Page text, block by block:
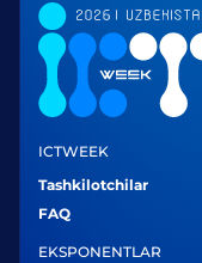
ICTWEEK
Tashkilotchilar
FAQ
EKSPONENTLAR